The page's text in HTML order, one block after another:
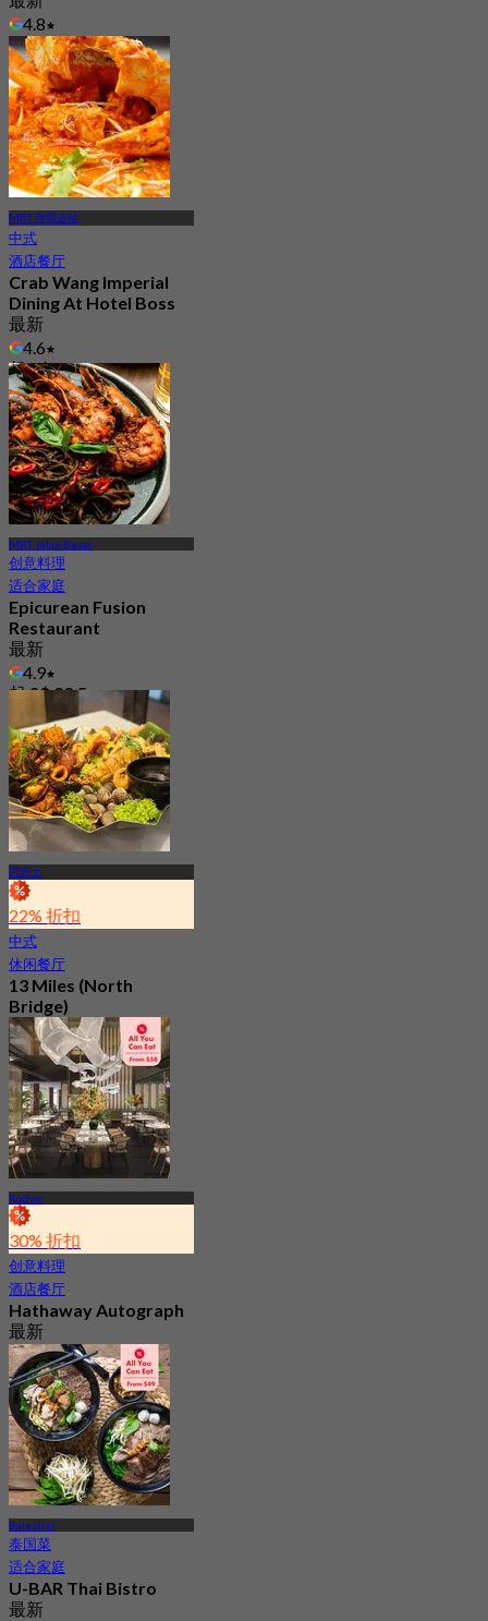
4.8
起S$ 31.25
MRT 劳明达站
中式
酒店餐厅
Crab Wang Imperial
Dining At Hotel Boss
最新
4.6
起S$ 24.5
MRT Jalan Besar
创意料理
适合家庭
Epicurean Fusion
Restaurant
最新
4.9
起S$ 23.5
武吉士
22% 折扣
中式
休闲餐厅
13 Miles (North
Bridge)
最新
4.8
起S$ 29
Rochor
30% 折扣
创意料理
酒店餐厅
Hathaway Autograph
最新
5.0
起S$ 42
Balestier
泰国菜
适合家庭
U-BAR Thai Bistro
最新